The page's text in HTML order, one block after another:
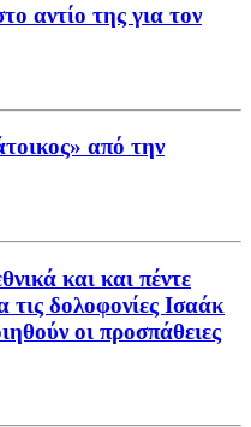
αντίο της για τον
από την
και και πέντε
τις δολοφονίες Ισαάκ
οι προσπάθειες